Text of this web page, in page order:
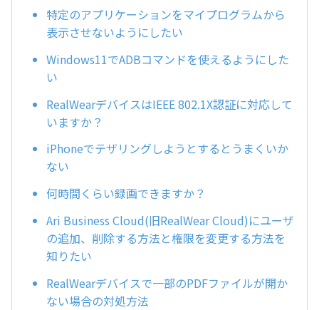
特定のアプリケーションをマイプログラムから
表示させないようにしたい
Windows11でADBコマンドを使えるようにした
い
RealWearデバイスはIEEE 802.1X認証に対応して
いますか？
iPhoneでテザリングしようとするとうまくいか
ない
何時間くらい録画できますか？
Ari Business Cloud(旧RealWear Cloud)にユーザ
の追加、削除する方法と権限を変更する方法を
知りたい
RealWearデバイスで一部のPDFファイルが開か
ない場合の対処方法